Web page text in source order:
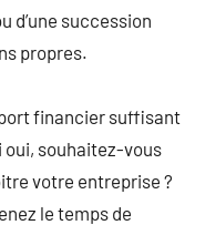
d’une succession
propres.
financier suffisant
oui, souhaitez-vous
votre entreprise ?
le temps de